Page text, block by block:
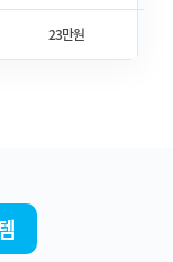
23만원